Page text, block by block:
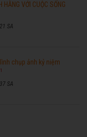
HẰNG VỚI CUỘC SỐNG
SA
chụp ảnh kỷ niệm
SA